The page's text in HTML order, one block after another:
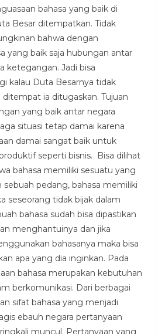
bahasa yang baik di
Besar ditempatkan. Tidak
bahwa dengan
yang baik saja hubungan antar
ketegangan. Jadi bisa
kalau Duta Besarnya tidak
ditempat ia ditugaskan. Tujuan
yang baik antar negara
situasi tetap damai karena
damai sangat baik untuk
seperti bisnis. Bisa dilihat
bahasa memiliki sesuatu yang
sebuah pedang, bahasa memiliki
seseorang tidak bijak dalam
bahasa sudah bisa dipastikan
menghantuinya dan jika
bahasanya maka bisa
apa yang dia inginkan. Pada
bahasa merupakan kebutuhan
berkomunikasi. Dari berbagai
sifat bahasa yang menjadi
ebauh negara pertanyaan
muncul. Pertanyaan yang